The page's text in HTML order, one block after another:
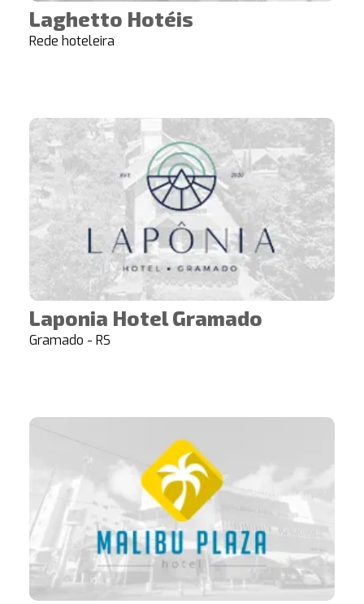
Laghetto Hotéis
Rede hoteleira
Laponia Hotel Gramado
Gramado - RS